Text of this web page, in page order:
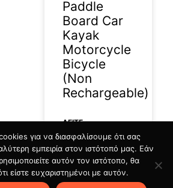
Paddle
Board Car
Kayak
Motorcycle
Bicycle
(Non
Rechargeable)
ΔΕΊΤΕ
ΠΕΡΙΣΣΟΤΕΡΑ »
13/07/2026
για να διασφαλίσουμε ότι σας
εμπειρία στον ιστότοπό μας. Εάν
αυτόν τον ιστότοπο, θα
είστε ευχαριστημένοι με αυτόν.